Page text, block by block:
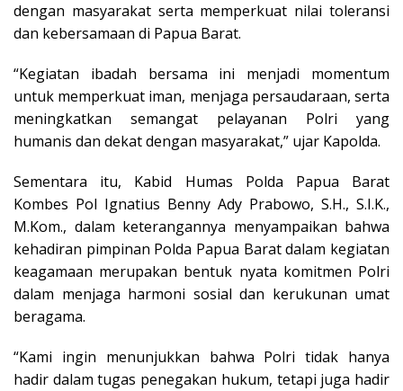
dengan masyarakat serta memperkuat nilai toleransi
dan kebersamaan di Papua Barat.
“Kegiatan ibadah bersama ini menjadi momentum
untuk memperkuat iman, menjaga persaudaraan, serta
meningkatkan semangat pelayanan Polri yang
humanis dan dekat dengan masyarakat,” ujar Kapolda.
Sementara itu, Kabid Humas Polda Papua Barat
Kombes Pol Ignatius Benny Ady Prabowo, S.H., S.I.K.,
M.Kom., dalam keterangannya menyampaikan bahwa
kehadiran pimpinan Polda Papua Barat dalam kegiatan
keagamaan merupakan bentuk nyata komitmen Polri
dalam menjaga harmoni sosial dan kerukunan umat
beragama.
“Kami ingin menunjukkan bahwa Polri tidak hanya
hadir dalam tugas penegakan hukum, tetapi juga hadir